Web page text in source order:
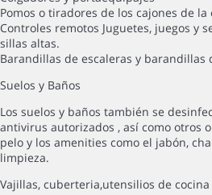
Pomos o tiradores de los cajones de la
Controles remotos Juguetes, juegos y
sillas altas.
Barandillas de escaleras y barandillas
Suelos y Baños
Los suelos y baños también se
antivirus autorizados , así como otros
pelo y los amenities como el jabón,
limpieza.
Vajillas, cuberteria,utensilios de